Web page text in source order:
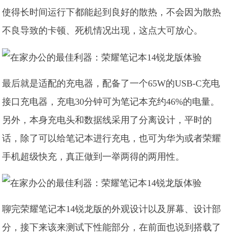
使得长时间运行下都能起到良好的散热，不会因为散热
不良导致的卡顿、死机情况出现，这点大可放心。
最后就是适配的充电器，配备了一个65W的USB-C充电
接口充电器，充电30分钟可为笔记本充约46%的电量。
另外，本身充电头和数据线采用了分离设计，平时的
话，除了可以给笔记本进行充电，也可为华为或者荣耀
手机超级快充，真正做到一举两得的两用性。
聊完荣耀笔记本14锐龙版的外观设计以及屏幕、设计部
分，接下来该来测试下性能部分，在前面也说到搭载了